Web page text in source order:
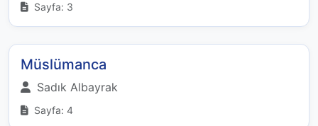
Sayfa: 3
Müslümanca
Sadık Albayrak
Sayfa: 4